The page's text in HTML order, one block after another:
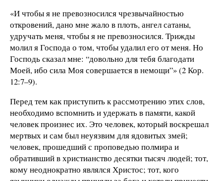
«И чтобы я не превозносился чрезвычайностью
откровений, дано мне жало в плоть, ангел сатаны,
удручать меня, чтобы я не превозносился. Трижды
молил я Господа о том, чтобы удалил его от меня. Но
Господь сказал мне: “довольно для тебя благодати
Моей, ибо сила Моя совершается в немощи”» (2 Кор.
12:7–9).
Перед тем как приступить к рассмотрению этих слов,
необходимо вспомнить и удержать в памяти, какой
человек произнес их. Это человек, который воскрешал
мертвых и сам был неуязвим для ядовитых змей;
человек, прошедший с проповедью полмира и
обративший в христианство десятки тысяч людей; тот,
кому неоднократно являлся Христос; тот, кого